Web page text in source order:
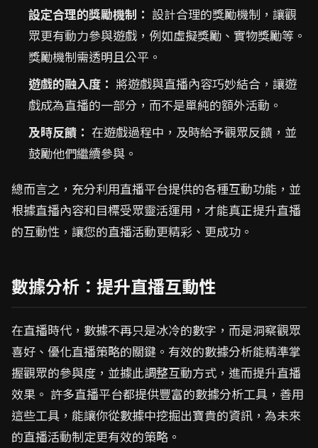
設定合理的獎勵機制： 設計合理的獎勵機制，讓觀
眾更有動力參與遊戲，例如虛擬獎勵、實物獎勵等。
獎勵機制需透明且公平。
遊戲的融入度： 將遊戲與直播內容巧妙結合，讓遊
戲成為直播的一部分，而不是單純的額外活動。
及時反饋： 在遊戲過程中，及時給予觀眾反饋，並
鼓勵他們繼續參與。
總而言之，充分利用直播平台提供的各種互動功能，並
根據直播內容和目標受眾靈活運用，才能真正提升直播
的互動性，讓您的直播活動更精彩、更成功。
數據分析：提升直播互動性
在直播時代，數據不再只是冰冷的數字，而是洞察觀眾
喜好、優化直播策略的關鍵。有效的數據分析能精準掌
握觀眾的參與度，並據此調整互動方式，進而提升直播
效果。 許多直播平台都提供豐富的數據分析工具，善用
這些工具，能讓你從數據中挖掘出寶貴的資訊，為未來
的直播活動制定更有效的策略。